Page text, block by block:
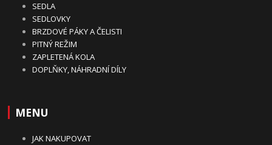
SEDLA
SEDLOVKY
BRZDOVÉ PÁKY A ČELISTI
PITNÝ REŽIM
ZAPLETENÁ KOLA
DOPLŇKY, NÁHRADNÍ DÍLY
MENU
JAK NAKUPOVAT